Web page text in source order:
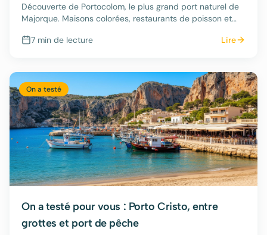
Découverte de Portocolom, le plus grand port naturel de
Majorque. Maisons colorées, restaurants de poisson et
7 min de lecture Lire
On a testé
On a testé pour vous : Porto Cristo, entre
grottes et port de pêche